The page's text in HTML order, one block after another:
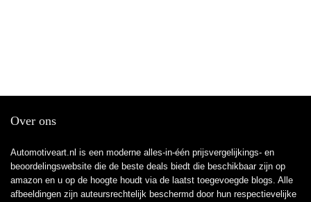
Over ons
Automotiveart.nl is een moderne alles-in-één prijsvergelijkings- en
beoordelingswebsite die de beste deals biedt die beschikbaar zijn op
amazon en u op de hoogte houdt via de laatst toegevoegde blogs. Alle
afbeeldingen zijn auteursrechtelijk beschermd door hun respectievelijke